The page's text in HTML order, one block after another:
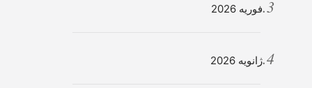
فوریه 2026
ژانویه 2026